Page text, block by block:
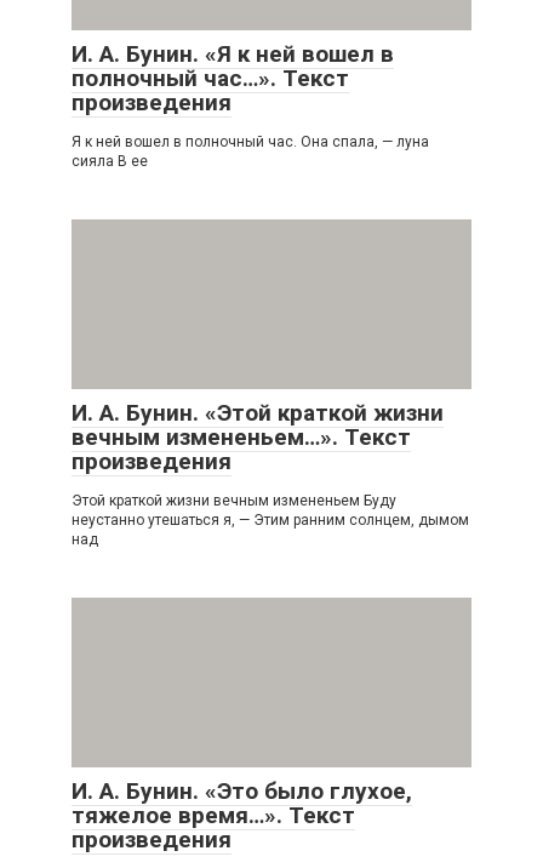
И. А. Бунин. «Я к ней вошел в
полночный час…». Текст
произведения
Я к ней вошел в полночный час. Она спала, — луна
сияла В ее
И. А. Бунин. «Этой краткой жизни
вечным измененьем…». Текст
произведения
Этой краткой жизни вечным измененьем Буду
неустанно утешаться я, — Этим ранним солнцем, дымом
над
И. А. Бунин. «Это было глухое,
тяжелое время…». Текст
произведения